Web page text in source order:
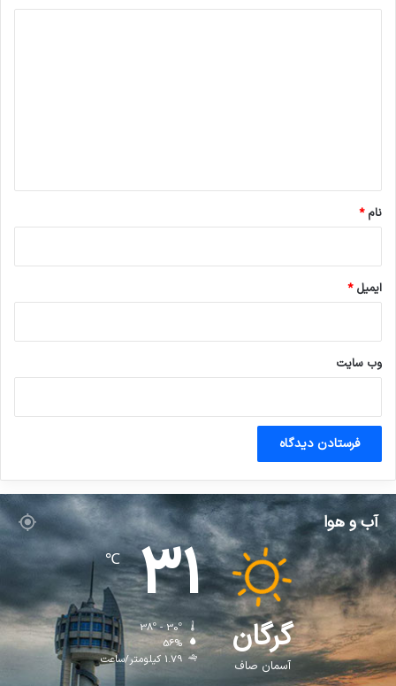
نام*
ایمیل*
وب‌ سایت
آب و هوا
گرگان
آسمان صاف
31
℃
38º - 30º
56%
1.79 کیلومتر/ساعت